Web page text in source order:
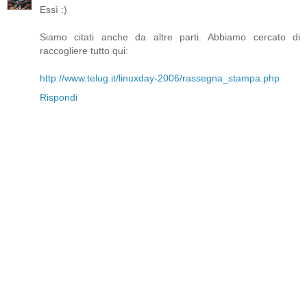
Essì :)
Siamo citati anche da altre parti. Abbiamo cercato di
raccogliere tutto qui:
http://www.telug.it/linuxday-2006/rassegna_stampa.php
Rispondi